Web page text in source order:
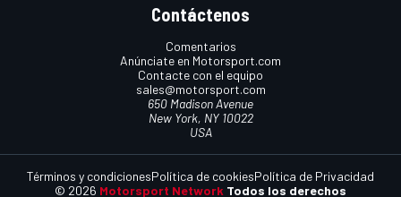
Contáctenos
Comentarios
Anúnciate en Motorsport.com
Contacte con el equipo
sales@motorsport.com
650 Madison Avenue
New York, NY 10022
USA
© 2026 Motorsport Network Todos los derechos
Términos y condicionesPolítica de cookiesPolítica de Privacidad